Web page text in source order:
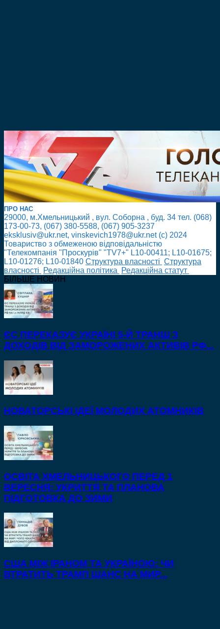
ПРО НАС
29000, м.Хмельницький , вул. Соборна , буд. 34 тел. (068)
173-00-73, (067) 380-5588, (067) 905-3237
eksklusiv@ukr.net, vinskevich1978@ukr.net (с) 2024
Товариство з обмеженою відповідальністю
"Телекомпанія "Проскурів" "TV7+" L10-00411; L10-01675;
L10-01276; L10-01840 Cтруктура власності Cтруктура
власності
Редакційна політика
Редакційна статут
БІЛЬШЕ НОВИН
ЄС ПЕРЕКАЗУЄ УКРАЇНІ 5-Й ТРАНШ З
ДОХОДІВ ВІД ЗАМОРОЖЕНИХ АКТИВІВ РФ...
НОВАТОРСЬКІ ІДЕЇ МОЛОДИХ АТОМНИКІВ
ОСВІТА ХМЕЛЬНИЦЬКОГО ПЕРЕД 1
ВЕРЕСНЯ: УКРИТТЯ ТА ПЛАНОВА
ПІДГОТОВКА ДО ЗИМИ
США МІЖ ІРАНОМ ТА УКРАЇНОЮ: ЧИ
ВТРАТИТЬ ТРАМП ШАНС НА МИР...